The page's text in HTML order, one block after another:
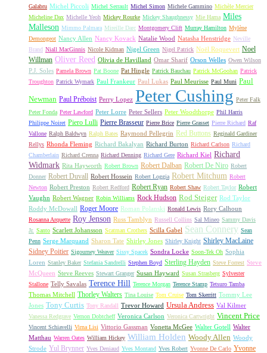
Galabru Michel Piccoli Michel Serrault Michel Simon Michele Gammino Michèle Mercier
Micheline Dax Michelle Yeoh Mickey Rourke Mickey Shaughnessy Mie Hama Miles
Malleson Mimmo Palmara Mireille Darc Montgomery Clift Murray Hamilton Mylène
Demongeot Nancy Allen Nancy Kovack Natalie Wood Natasha Henstridge Neville
Brand Niall MacGinnis Nicole Kidman Nigel Green Nigel Patrick Noël Roquevert Noel
Willman Oliver Reed Olivia de Havilland Omar Sharif Orson Welles Owen Wilson
P.J. Soles Pamela Brown Pat Boone Pat Hingle Patrick Bauchau Patrick McGoohan Patrick
Troughton Patrick Wymark Paul Frankeur Paul Lukas Paul Meurisse Paul Muni Paul
Newman Paul Préboist Perry Lopez Peter Cushing Peter Falk
Peter Fonda Peter Lawford Peter Lorre Peter Sellers Peter Woodthorpe Phil Harris
Philippe Noiret Piero Lulli Pierre Brasseur Pierre Brice Pierre Grasset Pierre Richard Raf
Vallone Ralph Baldwyn Ralph Bates Raymond Pellegrin Red Buttons Reginald Gardiner
Rellys Rhonda Fleming Richard Bakalyan Richard Burton Richard Carlson Richard
Chamberlain Richard Crenna Richard Denning Richard Gere Richard Kiel Richard
Widmark Rita Hayworth Robert Brown Robert Dalban Robert De Niro Robert
Donner Robert Duvall Robert Hossein Robert Loggia Robert Mitchum Robert
Newton Robert Preston Robert Redford Robert Ryan Robert Shaw Robert Taylor Robert
Vaughn Robert Wagner Robin Williams Rock Hudson Rod Steiger Rod Taylor
Roddy McDowall Roger Moore Roman Polanski Ronald Lewis Rory Calhoun
Rosanna Arquette Roy Jenson Russ Tamblyn Russell Collins Sal Mineo Sammy Davis
Jr. Santo Scarlett Johansson Scatman Crothers Scilla Gabel Sean Connery Sean
Penn Serge Marquand Sharon Tate Shirley Jones Shirley Knight Shirley MacLaine
Sidney Poitier Sigourney Weaver Sissy Spacek Sondra Locke Soon-Tek Oh Sophia
Loren Stanley Baker Stefania Sandrelli Stephen Boyd Sterling Hayden Steve Forrest Steve
McQueen Steve Reeves Stewart Granger Susan Hayward Susan Strasberg Sylvester
Stallone Telly Savalas Terence Hill Terence Morgan Terence Stamp Tetsuro Tamba
Thomas Mitchell Thorley Walters Tina Louise Tom Cruise Tom Skerritt Tommy Lee
Jones Tony Curtis Tony Randall Trevor Howard Ursula Andress Val Kilmer
Vanessa Redgrave Vernon Dobtcheff Veronica Carlson Veronica Cartwright Vincent Price
Vincent Schiavelli Virna Lisi Vittorio Gassman Vonetta McGee Walter Gotell Walter
Matthau Warren Oates William Hickey William Holden Woody Allen Woody
Strode Yul Brynner Yves Deniaud Yves Montand Yves Robert Yvonne De Carlo Yvonne